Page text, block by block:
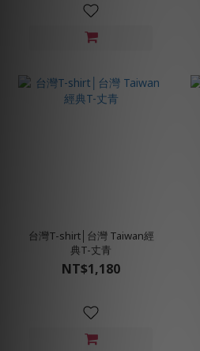
台灣T-shirt│台灣 Taiwan經
典T-丈青
NT$1,180